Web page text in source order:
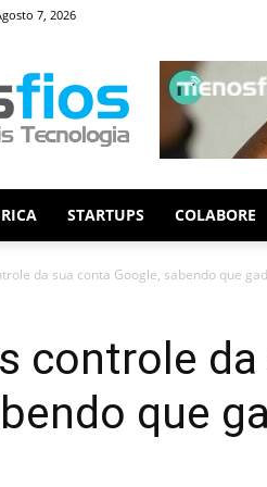
7, 2026
STARTUPS COLABORE
da sua conta Google, sabendo que
controle
que